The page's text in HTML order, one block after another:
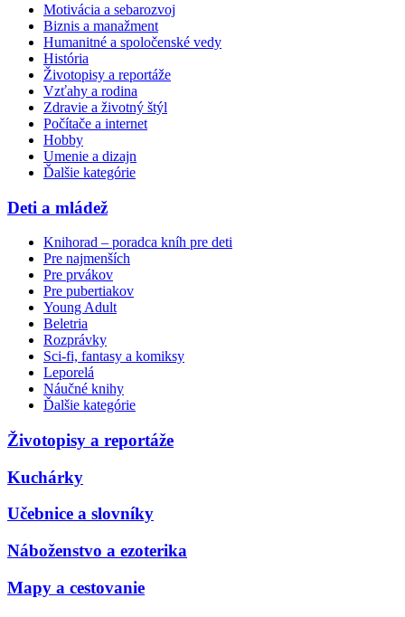
Motivácia a sebarozvoj
Biznis a manažment
Humanitné a spoločenské vedy
História
Životopisy a reportáže
Vzťahy a rodina
Zdravie a životný štýl
Počítače a internet
Hobby
Umenie a dizajn
Ďalšie kategórie
Deti a mládež
Knihorad – poradca kníh pre deti
Pre najmenších
Pre prvákov
Pre pubertiakov
Young Adult
Beletria
Rozprávky
Sci-fi, fantasy a komiksy
Leporelá
Náučné knihy
Ďalšie kategórie
Životopisy a reportáže
Kuchárky
Učebnice a slovníky
Náboženstvo a ezoterika
Mapy a cestovanie